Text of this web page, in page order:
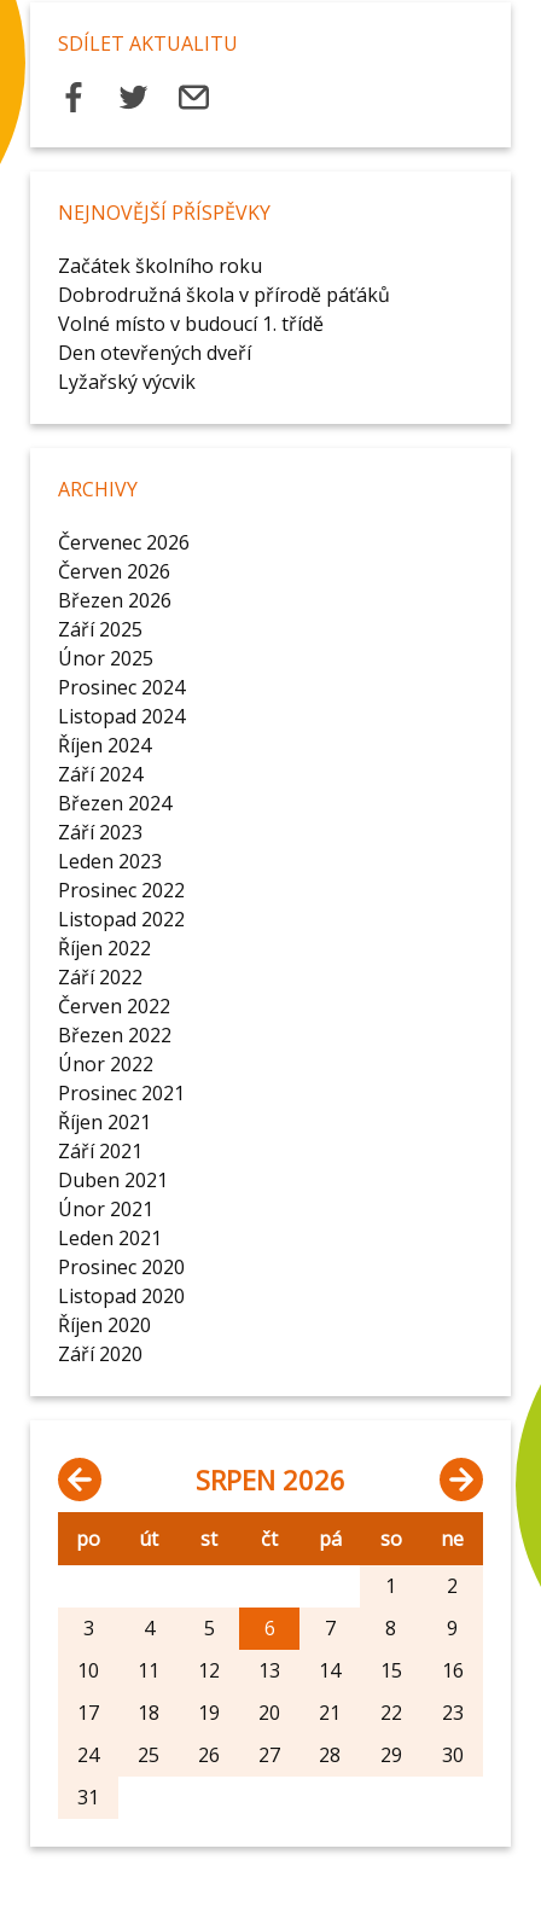
SDÍLET AKTUALITU
NEJNOVĚJŠÍ PŘÍSPĚVKY
Začátek školního roku
Dobrodružná škola v přírodě páťáků
Volné místo v budoucí 1. třídě
Den otevřených dveří
Lyžařský výcvik
ARCHIVY
Červenec 2026
Červen 2026
Březen 2026
Září 2025
Únor 2025
Prosinec 2024
Listopad 2024
Říjen 2024
Září 2024
Březen 2024
Září 2023
Leden 2023
Prosinec 2022
Listopad 2022
Říjen 2022
Září 2022
Červen 2022
Březen 2022
Únor 2022
Prosinec 2021
Říjen 2021
Září 2021
Duben 2021
Únor 2021
Leden 2021
Prosinec 2020
Listopad 2020
Říjen 2020
Září 2020
SRPEN 2026
po út st čt pá so
ne
1
2
3
4 5 6 7 8
9
10
11 12 13 14 15
16
17
18 19 20 21 22
23
24
25 26 27 28 29
30
31